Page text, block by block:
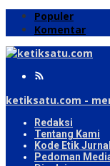
Populer
Komentar
ketiksatu.com -
Redaksi
Tentang Kami
Kode Etik
Pedoman